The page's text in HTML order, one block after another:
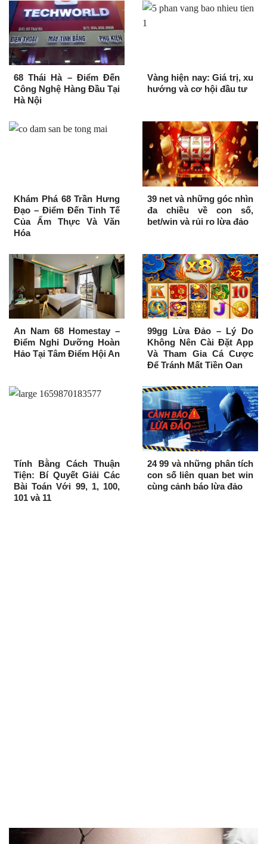
68 Thái Hà – Điểm Đến
Công Nghệ Hàng Đầu Tại
Hà Nội
Vàng hiện nay: Giá trị, xu
hướng và cơ hội đầu tư
Khám Phá 68 Trần Hưng
Đạo – Điểm Đến Tinh Tế
Của Ẩm Thực Và Văn
Hóa
39 net và những góc nhìn
đa chiều về con số,
bet/win và rủi ro lừa đảo
An Nam 68 Homestay –
Điểm Nghỉ Dưỡng Hoàn
Hảo Tại Tâm Điểm Hội An
99gg Lừa Đảo – Lý Do
Không Nên Cài Đặt App
Và Tham Gia Cá Cược
Để Tránh Mất Tiền Oan
Tính Bằng Cách Thuận
Tiện: Bí Quyết Giải Các
Bài Toán Với 99, 1, 100,
101 và 11
24 99 và những phân tích
con số liên quan bet win
cùng cảnh báo lừa đảo